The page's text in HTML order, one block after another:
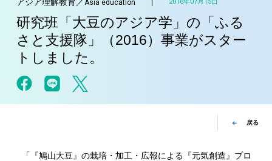
Asia education
研究班「大豆のアジア学」の「ふる
さと支援隊」（2016）事業がスター
トしました。
戻る
「『鳩山大豆』の栽培・加工・広報による『元気創造』プロ